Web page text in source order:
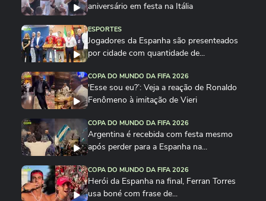
aniversário em festa na Itália
ESPORTES
Jogadores da Espanha são presenteados
por cidade com quantidade de...
COPA DO MUNDO DA FIFA 2026
'Esse sou eu?’: Veja a reação de Ronaldo
Fenômeno à imitação de Vieri
COPA DO MUNDO DA FIFA 2026
Argentina é recebida com festa mesmo
após perder para a Espanha na...
COPA DO MUNDO DA FIFA 2026
Herói da Espanha na final, Ferran Torres
usa boné com frase de...